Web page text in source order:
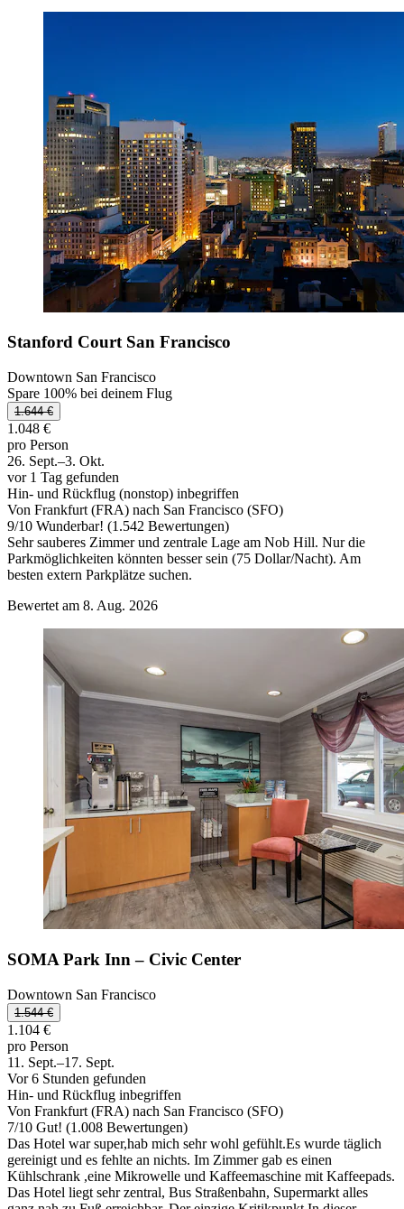
Stanford Court San Francisco
Downtown San Francisco
Spare 100% bei deinem Flug
1.644 €
1.048 €
pro Person
26. Sept.–3. Okt.
vor 1 Tag gefunden
Hin- und Rückflug (nonstop) inbegriffen
Von Frankfurt (FRA) nach San Francisco (SFO)
9/10 Wunderbar! (1.542 Bewertungen)
Sehr sauberes Zimmer und zentrale Lage am Nob Hill. Nur die
Parkmöglichkeiten könnten besser sein (75 Dollar/Nacht). Am
besten extern Parkplätze suchen.
Bewertet am 8. Aug. 2026
SOMA Park Inn – Civic Center
Downtown San Francisco
1.544 €
1.104 €
pro Person
11. Sept.–17. Sept.
Vor 6 Stunden gefunden
Hin- und Rückflug inbegriffen
Von Frankfurt (FRA) nach San Francisco (SFO)
7/10 Gut! (1.008 Bewertungen)
Das Hotel war super,hab mich sehr wohl gefühlt.Es wurde täglich
gereinigt und es fehlte an nichts. Im Zimmer gab es einen
Kühlschrank ,eine Mikrowelle und Kaffeemaschine mit Kaffeepads.
Das Hotel liegt sehr zentral, Bus Straßenbahn, Supermarkt alles